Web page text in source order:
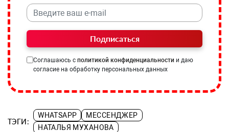
Подписаться
Соглашаюсь с политикой конфиденциальности и даю
согласие на обработку персональных данных
ТЭГИ:
WHATSAPP
МЕССЕНДЖЕР
НАТАЛЬЯ МУХАНОВА